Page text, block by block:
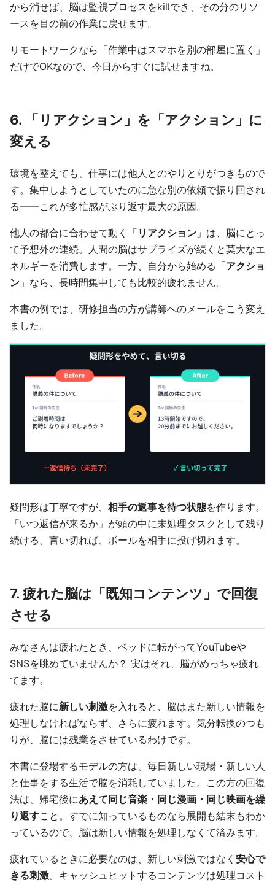
から消せば、脳は監視プロセスをkillでき、その分のリソ
ースを目の前の作業に戻せます。
リモートワークなら「作業中はスマホを別の部屋に置く」
だけでOKなので、今日からすぐに試せますね。
6. 「リアクション」を「アクション」に
変える
環境を整えても、仕事には他人とのやりとりがつきもので
す。集中しようとしていたのに急な別の依頼で振り回され
る——これが多忙感がぶり返す最大の原因。
他人の都合に合わせて動く「 リアクション 」は、脳にとっ
て予想外の連続。人間の脳はサプライズが続くと莫大なエ
ネルギーを消費します。一方、自分から始める「アクショ
ン 」なら、長時間集中しても比較的疲れません。
本書の例では、研修担当の方が講師へのメールをこう変え
ました。
疑問形は丁寧ですが、 相手の返事を待つ状態を作ります。
「いつ返信が来るか」が頭の中に未処理タスクとして残り
続ける。言い切れば、ボールを相手に投げ切れます。
7. 疲れた脳は「既知コンテンツ」で回復
させる
みなさんは疲れたとき、ベッドに転がってYouTubeや
SNSを眺めていませんか？ 実はそれ、脳がめっちゃ疲れ
てます。
疲れた脳に新しい刺激を入れると、脳はまた新しい情報を
処理しなければならず、さらに疲れます。気分転換のつも
りが、脳には残業をさせているわけです。
本書に登場するモデルの方は、毎日新しい現場・新しい人
と仕事をする生活で脳を消耗していました。この方の回復
法は、帰宅後にあえて同じ音楽・同じ漫画・同じ映画を繰
り返すこと。すでに知っているものなら展開も結末もわか
っているので、脳は新しい情報を処理しなくて済みます。
疲れているときに必要なのは、新しい刺激ではなく 安心で
きる刺激。キャッシュヒットするコンテンツは処理コスト